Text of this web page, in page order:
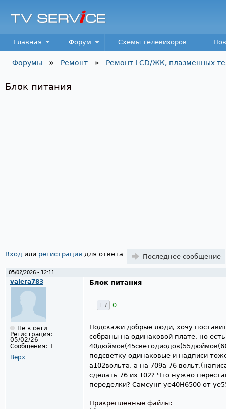
TV
Service
Main menu
Главная Форум Схемы телевизоров
Форумы » Ремонт » Ремонт LCD/ЖК, плазменных
Блок питания
Вход или регистрация для ответа Последнее сообщение
05/02/2026 - 12:11
valera783
Не в сети
Регистрация:
05/02/26
Сообщения: 1
Верх
Блок питания
+1 0
Подскажи добрые люди, хочу
собраны на одинаковой плате, но
подсветку одинаковые и надписи
а102вольта, а на 709а 76
сделать 76 из 102? Что нужно
переделки? Самсунг уе40H6500 от
Прикрепленные файлы: